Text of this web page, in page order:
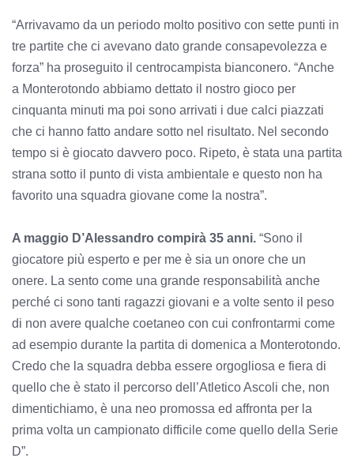
“Arrivavamo da un periodo molto positivo con sette punti in
tre partite che ci avevano dato grande consapevolezza e
forza” ha proseguito il centrocampista bianconero. “Anche
a Monterotondo abbiamo dettato il nostro gioco per
cinquanta minuti ma poi sono arrivati i due calci piazzati
che ci hanno fatto andare sotto nel risultato. Nel secondo
tempo si è giocato davvero poco. Ripeto, è stata una partita
strana sotto il punto di vista ambientale e questo non ha
favorito una squadra giovane come la nostra”.
A maggio D’Alessandro compirà 35 anni. “Sono il
giocatore più esperto e per me è sia un onore che un
onere. La sento come una grande responsabilità anche
perché ci sono tanti ragazzi giovani e a volte sento il peso
di non avere qualche coetaneo con cui confrontarmi come
ad esempio durante la partita di domenica a Monterotondo.
Credo che la squadra debba essere orgogliosa e fiera di
quello che è stato il percorso dell’Atletico Ascoli che, non
dimentichiamo, è una neo promossa ed affronta per la
prima volta un campionato difficile come quello della Serie
D”.